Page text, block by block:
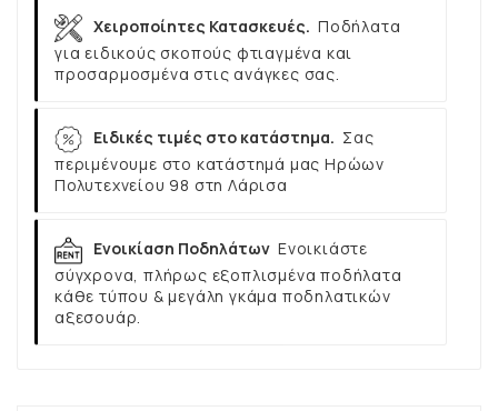
Χειροποίητες Κατασκευές. Ποδήλατα
για ειδικούς σκοπούς φτιαγμένα και
προσαρμοσμένα στις ανάγκες σας.
Ειδικές τιμές στο κατάστημα. Σας
περιμένουμε στο κατάστημά μας Ηρώων
Πολυτεχνείου 98 στη Λάρισα
Ενοικίαση Ποδηλάτων Ενοικιάστε
σύγχρονα, πλήρως εξοπλισμένα ποδήλατα
κάθε τύπου & μεγάλη γκάμα ποδηλατικών
αξεσουάρ.